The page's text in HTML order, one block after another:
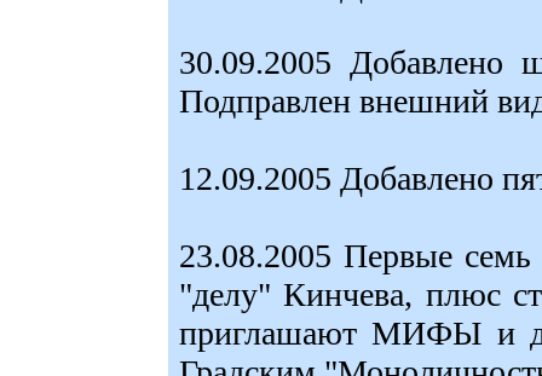
30.09.2005 Добавлено
Подправлен внешний
12.09.2005 Добавлено
23.08.2005 Первые семь
"делу" Кинчева, плюс
приглашают МИФЫ и